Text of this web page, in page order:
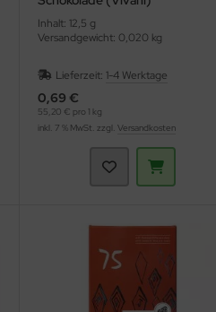
Inhalt: 12,5 g
Versandgewicht: 0,020 kg
Lieferzeit: 1-4 Werktage
0,69 €
55,20 € pro 1 kg
inkl. 7 % MwSt. zzgl. Versandkosten